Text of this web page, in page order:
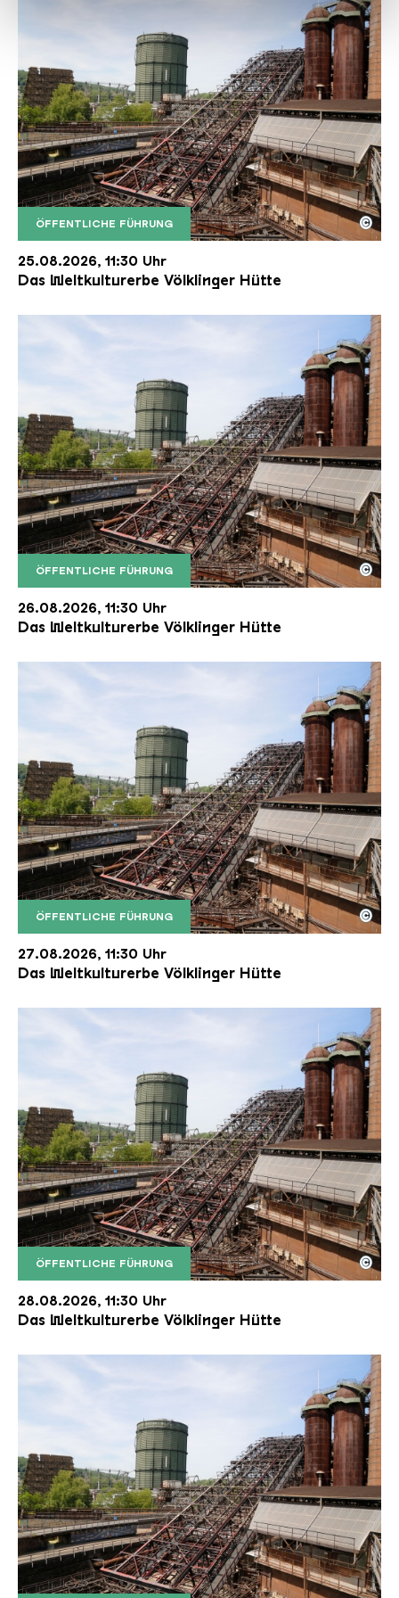
ÖFFENTLICHE FÜHRUNG
Der Erzschrägaufzug der Völklinger Hütte mit
Copyright: Weltkulturerbe Völklinger Hütte | Karl
©
25.08.2026, 11:30 Uhr
Das Weltkulturerbe Völklinger Hütte
ÖFFENTLICHE FÜHRUNG
Der Erzschrägaufzug der Völklinger Hütte mit
Copyright: Weltkulturerbe Völklinger Hütte | Karl
©
26.08.2026, 11:30 Uhr
Das Weltkulturerbe Völklinger Hütte
ÖFFENTLICHE FÜHRUNG
Der Erzschrägaufzug der Völklinger Hütte mit
Copyright: Weltkulturerbe Völklinger Hütte | Karl
©
27.08.2026, 11:30 Uhr
Das Weltkulturerbe Völklinger Hütte
ÖFFENTLICHE FÜHRUNG
Der Erzschrägaufzug der Völklinger Hütte mit
Copyright: Weltkulturerbe Völklinger Hütte | Karl
©
28.08.2026, 11:30 Uhr
Das Weltkulturerbe Völklinger Hütte